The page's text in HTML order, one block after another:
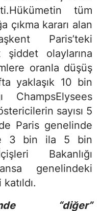
tüm
çıkma kararı alan
Paris’teki
şiddet olaylarına
oranla düşüş
yaklaşık 10 bin
ChampsElysees
sayısı 5
Paris genelinde
3 bin ila 5 bin
Bakanlığı
genelindeki
“diğer”